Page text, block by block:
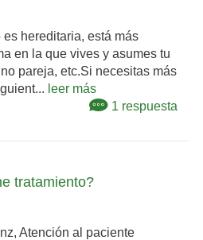
hereditaria, está más
en la que vives y asumes tu
pareja, etc.Si necesitas más
leer más
1 respuesta
tratamiento?
Atención al paciente